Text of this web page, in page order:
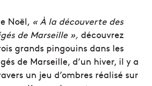
Noël, « À la découverte des
de Marseille », découvrez
grands pingouins dans les
de Marseille, d’un hiver, il y a
un jeu d’ombres réalisé sur